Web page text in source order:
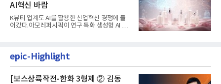
AI혁신 바람
K뷰티 업계도 AI를 활용한 산업혁신 경쟁에 들
어갔다.아모레퍼시픽이 연구 특화 생성형 AI 플
epic-Highlight
[보스상륙작전-한화 3형제 ② 김동